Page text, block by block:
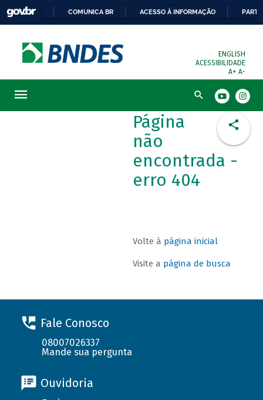
COMUNICA BR ACESSO À INFORMAÇÃO
ENGLISH
ACESSIBILIDADE
A+ A-
Busca
Página
não
encontrada -
erro 404
Volte à página inicial
Visite a página de busca
Fale Conosco
08007026337
Mande sua pergunta
Ouvidoria